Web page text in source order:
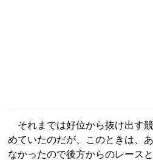
それまでは好位から抜け出す
めていたのだが、このときは、
なかったので後方からのレースと